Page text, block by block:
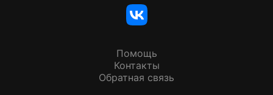
Помощь
Контакты
Обратная связь